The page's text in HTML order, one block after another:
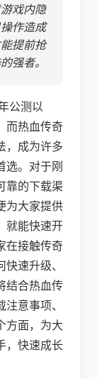
戏内隐
作造成
提前抢
强者。
公测以
而热血传奇
，成为许多
选。对于刚
靠的下载渠
为大家提供
就能快速开
在接触传奇
速升级、
结合热血传
意事项、
方面，为大
，快速成长